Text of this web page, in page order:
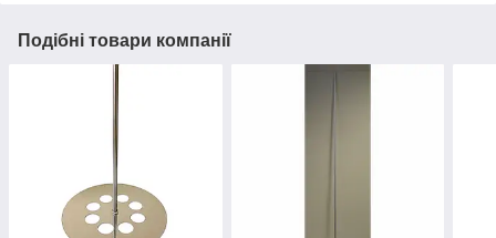
Подібні товари компанії